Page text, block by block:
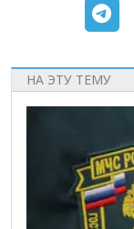
НА ЭТУ ТЕМУ